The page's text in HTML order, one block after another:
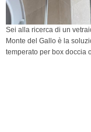
Sei alla ricerca di un
Monte del Gallo è la
temperato per box doccia